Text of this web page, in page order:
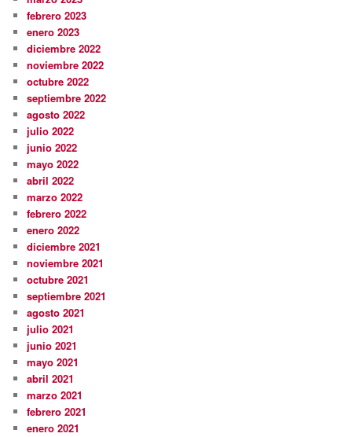
febrero 2023
enero 2023
diciembre 2022
noviembre 2022
octubre 2022
septiembre 2022
agosto 2022
julio 2022
junio 2022
mayo 2022
abril 2022
marzo 2022
febrero 2022
enero 2022
diciembre 2021
noviembre 2021
octubre 2021
septiembre 2021
agosto 2021
julio 2021
junio 2021
mayo 2021
abril 2021
marzo 2021
febrero 2021
enero 2021